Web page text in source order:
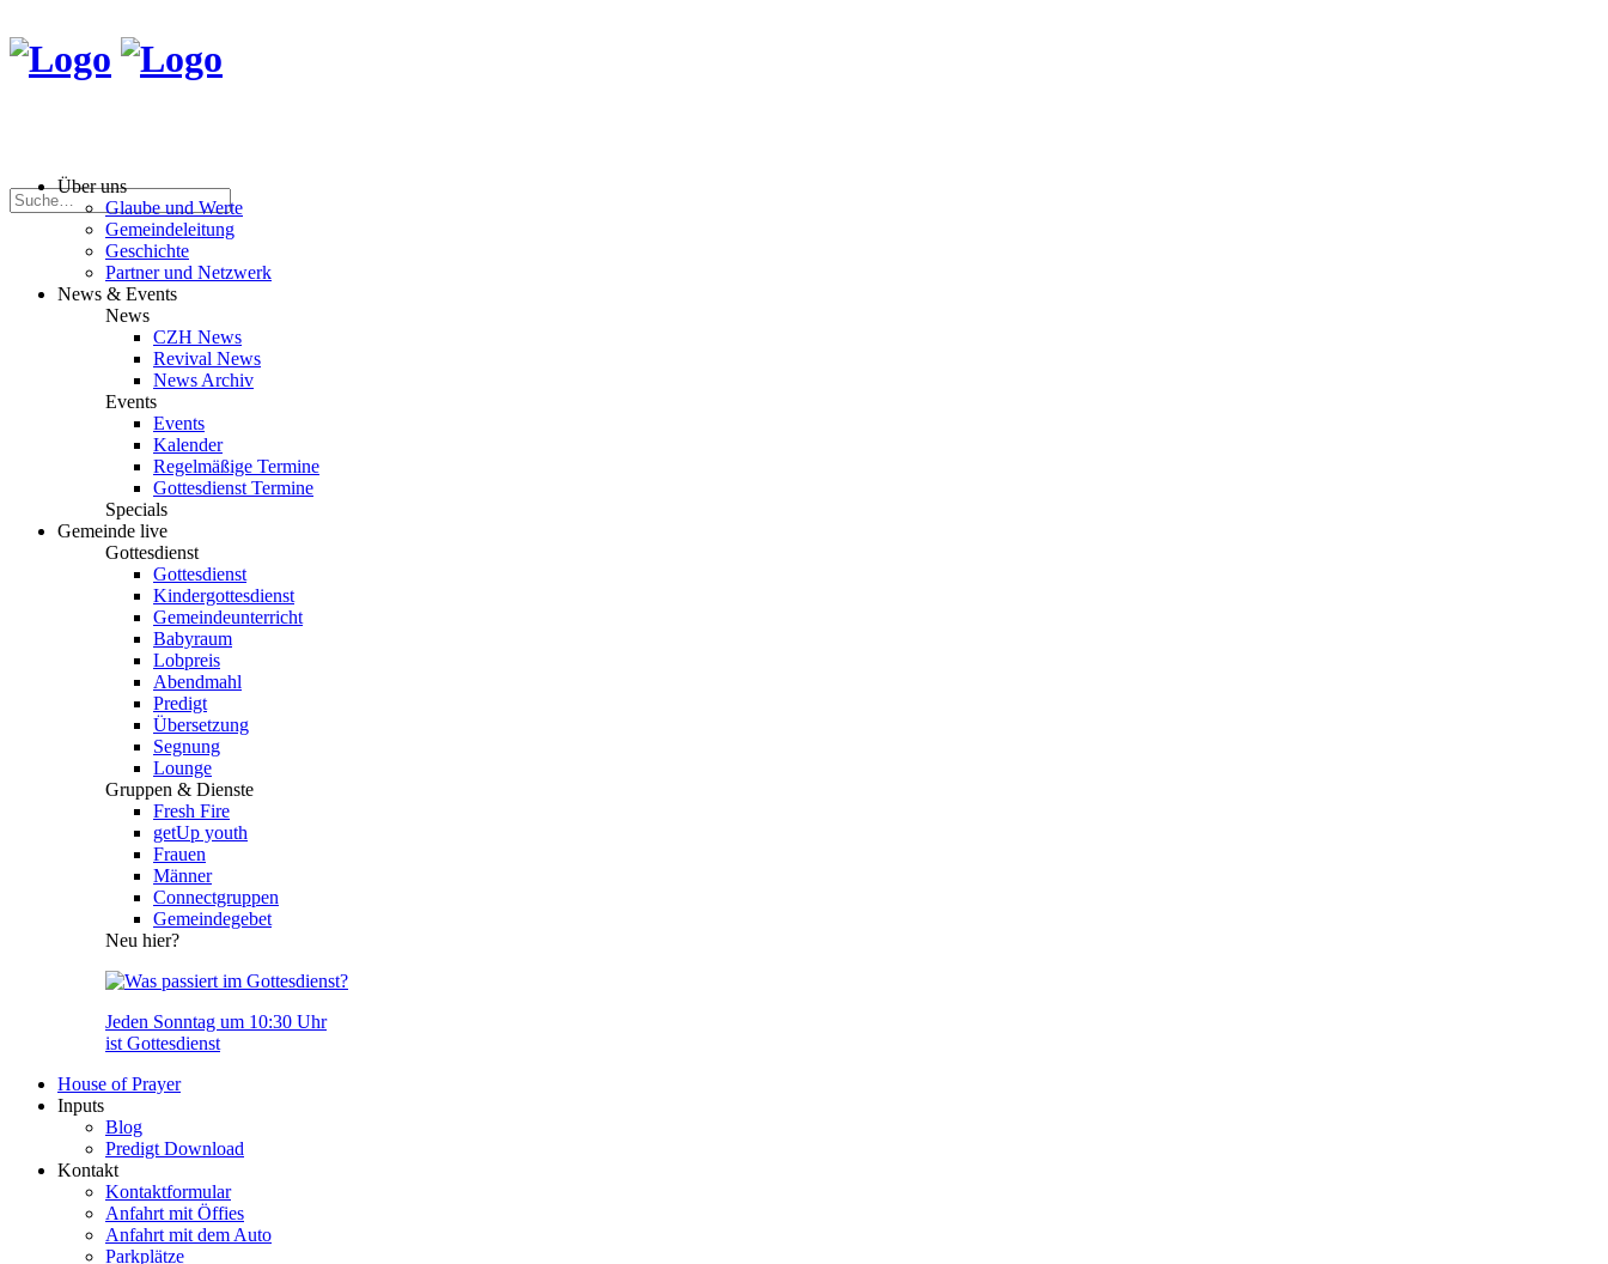
Über uns
Glaube und Werte
Gemeindeleitung
Geschichte
Partner und Netzwerk
News & Events
News
CZH News
Revival News
News Archiv
Events
Events
Kalender
Regelmäßige Termine
Gottesdienst Termine
Specials
Gemeinde live
Gottesdienst
Gottesdienst
Kindergottesdienst
Gemeindeunterricht
Babyraum
Lobpreis
Abendmahl
Predigt
Übersetzung
Segnung
Lounge
Gruppen & Dienste
Fresh Fire
getUp youth
Frauen
Männer
Connectgruppen
Gemeindegebet
Neu hier?
Jeden Sonntag um 10:30 Uhr
ist Gottesdienst
House of Prayer
Inputs
Blog
Predigt Download
Kontakt
Kontaktformular
Anfahrt mit Öffies
Anfahrt mit dem Auto
Parkplätze